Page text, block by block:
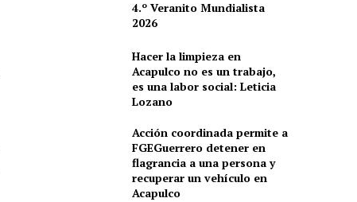
4.º Veranito Mundialista
2026
Hacer la limpieza en
Acapulco no es un trabajo,
es una labor social: Leticia
Lozano
Acción coordinada permite a
FGEGuerrero detener en
flagrancia a una persona y
recuperar un vehículo en
Acapulco